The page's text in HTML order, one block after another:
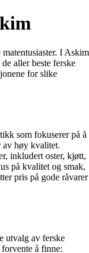
I Askim
aller beste ferske
for slike
som fokuserer på å
av høy kvalitet.
inkludert oster, kjøtt,
på kvalitet og smak,
pris på gode råvarer
utvalg av ferske
å finne: